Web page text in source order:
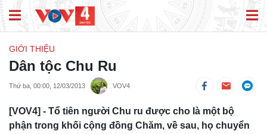
GIỚI THIỆU
Dân tộc Chu Ru
Thứ ba, 00:00, 12/03/2013 VOV4
[VOV4] - Tổ tiên người Chu ru được cho là một bộ
phận trong khối cộng đồng Chăm, về sau, họ chuyển